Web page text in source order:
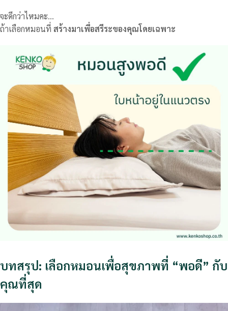
จะดีกว่าไหมคะ…
ถ้าเลือกหมอนที่ สร้างมาเพื่อสรีระของคุณโดยเฉพาะ
บทสรุป: เลือกหมอนเพื่อสุขภาพที่ “พอดี” กับ
คุณที่สุด